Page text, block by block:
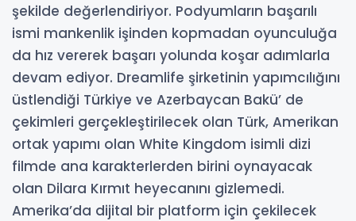
şekilde değerlendiriyor. Podyumların başarılı
ismi mankenlik işinden kopmadan oyunculuğa
da hız vererek başarı yolunda koşar adımlarla
devam ediyor. Dreamlife şirketinin yapımcılığını
üstlendiği Türkiye ve Azerbaycan Bakü’ de
çekimleri gerçekleştirilecek olan Türk, Amerikan
ortak yapımı olan White Kingdom isimli dizi
filmde ana karakterlerden birini oynayacak
olan Dilara Kırmıt heyecanını gizlemedi.
Amerika’da dijital bir platform için çekilecek